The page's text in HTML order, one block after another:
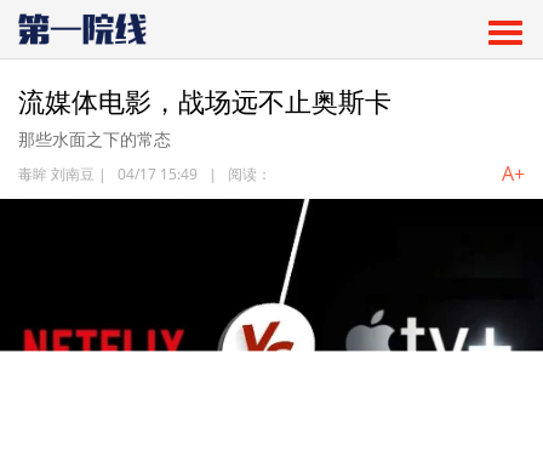
流媒体电影，战场远不止奥斯卡
那些水面之下的常态
毒眸 刘南豆 | 04/17 15:49 | 阅读： A+